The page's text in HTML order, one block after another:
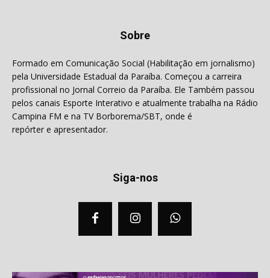
Sobre
Formado em Comunicação Social (Habilitação em jornalismo)
pela Universidade Estadual da Paraíba. Começou a carreira
profissional no Jornal Correio da Paraíba. Ele Também passou
pelos canais Esporte Interativo e atualmente trabalha na Rádio
Campina FM e na TV Borborema/SBT, onde é
repórter e apresentador.
Siga-nos